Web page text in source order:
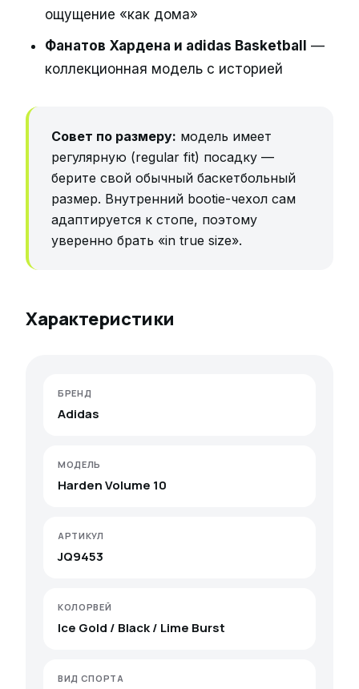
ощущение «как дома»
Фанатов Хардена и adidas Basketball —
коллекционная модель с историей
Совет по размеру: модель имеет
регулярную (regular fit) посадку —
берите свой обычный баскетбольный
размер. Внутренний bootie-чехол сам
адаптируется к стопе, поэтому
уверенно брать «in true size».
Характеристики
БРЕНД
Adidas
МОДЕЛЬ
Harden Volume 10
АРТИКУЛ
JQ9453
КОЛОРВЕЙ
Ice Gold / Black / Lime Burst
ВИД СПОРТА